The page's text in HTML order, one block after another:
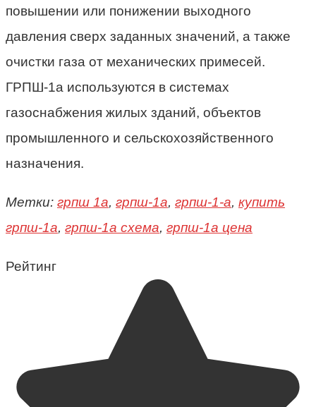
повышении или понижении выходного
давления сверх заданных значений, а также
очистки газа от механических примесей.
ГРПШ-1а используются в системах
газоснабжения жилых зданий, объектов
промышленного и сельскохозяйственного
назначения.
Метки: грпш 1а, грпш-1а, грпш-1-а, купить
грпш-1а, грпш-1а схема, грпш-1а цена
Рейтинг